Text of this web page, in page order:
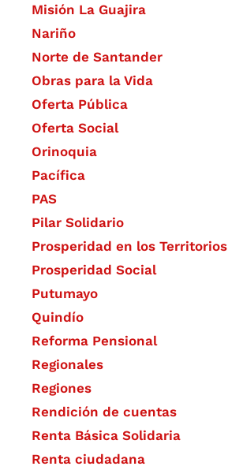
Misión La Guajira
Nariño
Norte de Santander
Obras para la Vida
Oferta Pública
Oferta Social​​
Orinoquia
Pacífica
PAS
Pilar Solidario
Prosperidad en los Territorios
Prosperidad Social
Putumayo
Quindío
Reforma Pensional
Regionales
Regiones
Rendición de cuentas
Renta Básica Solidaria
Renta ciudadana